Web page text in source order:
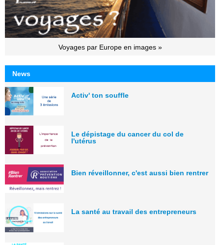
Voyages par Europe en images »
News
Activ' ton souffle
Le dépistage du cancer du col de
l'utérus
Bien réveillonner, c'est aussi bien rentrer
La santé au travail des entrepreneurs